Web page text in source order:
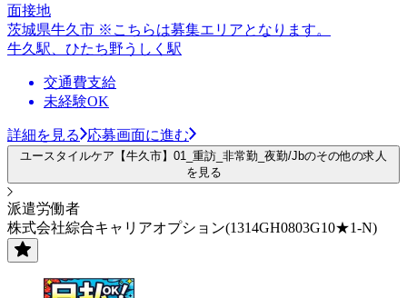
面接地
茨城県牛久市 ※こちらは募集エリアとなります。
牛久駅、ひたち野うしく駅
交通費支給
未経験OK
詳細を見る 応募画面に進む
ユースタイルケア【牛久市】01_重訪_非常勤_夜勤/Jbのその他の求人
を見る
派遣労働者
株式会社綜合キャリアオプション(1314GH0803G10★1-N)